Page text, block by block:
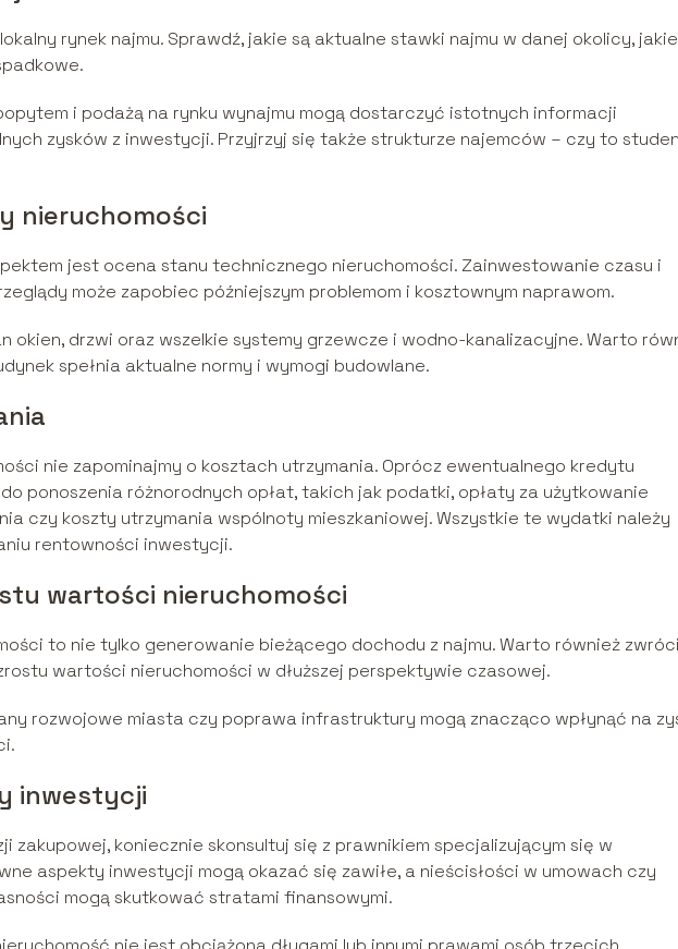
rynek najmu. Sprawdź, jakie są aktualne stawki najmu w danej okolicy,
i podażą na rynku wynajmu mogą dostarczyć istotnych informacji
zysków z inwestycji. Przyjrzyj się także strukturze najemców – czy to
nieruchomości
jest ocena stanu technicznego nieruchomości. Zainwestowanie czasu i
może zapobiec późniejszym problemom i kosztownym naprawom.
okien, drzwi oraz wszelkie systemy grzewcze i wodno-kanalizacyjne. Warto
spełnia aktualne normy i wymogi budowlane.
nie zapominajmy o kosztach utrzymania. Oprócz ewentualnego kredytu
ponoszenia różnorodnych opłat, takich jak podatki, opłaty za użytkowanie
czy koszty utrzymania wspólnoty mieszkaniowej. Wszystkie te wydatki należy
rentowności inwestycji.
wartości nieruchomości
to nie tylko generowanie bieżącego dochodu z najmu. Warto również
wartości nieruchomości w dłuższej perspektywie czasowej.
rozwojowe miasta czy poprawa infrastruktury mogą znacząco wpłynąć na
inwestycji
zakupowej, koniecznie skonsultuj się z prawnikiem specjalizującym się w
aspekty inwestycji mogą okazać się zawiłe, a nieścisłości w umowach czy
mogą skutkować stratami finansowymi.